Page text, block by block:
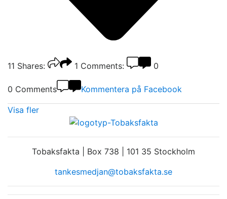
11 Shares: 1 Comments: 0
0 Comments Kommentera på Facebook
Visa fler
Tobaksfakta | Box 738 | 101 35 Stockholm
tankesmedjan@tobaksfakta.se